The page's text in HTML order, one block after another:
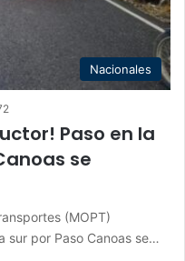
Nacionales
Paso en la
se
(MOPT)
sur por Paso Canoas se…